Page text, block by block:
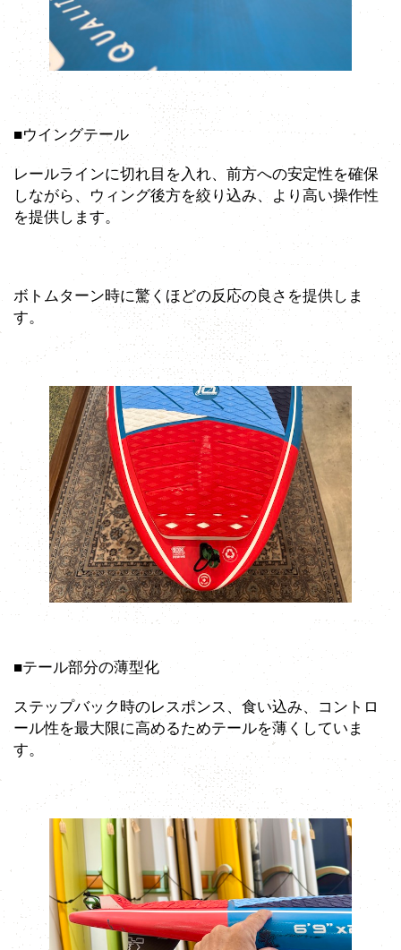
■ウイングテール
レールラインに切れ目を入れ、前方への安定性を確保
しながら、ウィング後方を絞り込み、より高い操作性
を提供します。
ボトムターン時に驚くほどの反応の良さを提供しま
す。
■テール部分の薄型化
ステップバック時のレスポンス、食い込み、コントロ
ール性を最大限に高めるためテールを薄くしていま
す。